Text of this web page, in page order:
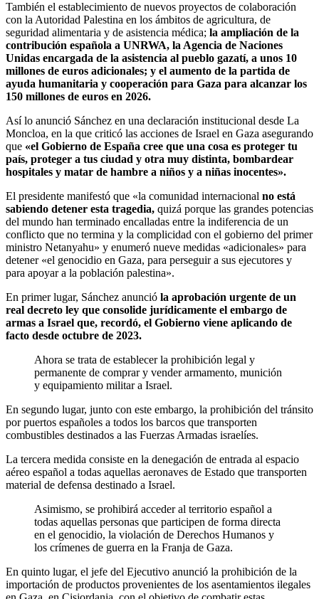
También el establecimiento de nuevos proyectos de colaboración
con la Autoridad Palestina en los ámbitos de agricultura, de
seguridad alimentaria y de asistencia médica; la ampliación de la
contribución española a UNRWA, la Agencia de Naciones
Unidas encargada de la asistencia al pueblo gazatí, a unos 10
millones de euros adicionales; y el aumento de la partida de
ayuda humanitaria y cooperación para Gaza para alcanzar los
150 millones de euros en 2026.
Así lo anunció Sánchez en una declaración institucional desde La
Moncloa, en la que criticó las acciones de Israel en Gaza asegurando
que «el Gobierno de España cree que una cosa es proteger tu
país, proteger a tus ciudad y otra muy distinta, bombardear
hospitales y matar de hambre a niños y a niñas inocentes».
El presidente manifestó que «la comunidad internacional no está
sabiendo detener esta tragedia, quizá porque las grandes potencias
del mundo han terminado encalladas entre la indiferencia de un
conflicto que no termina y la complicidad con el gobierno del primer
ministro Netanyahu» y enumeró nueve medidas «adicionales» para
detener «el genocidio en Gaza, para perseguir a sus ejecutores y
para apoyar a la población palestina».
En primer lugar, Sánchez anunció la aprobación urgente de un
real decreto ley que consolide jurídicamente el embargo de
armas a Israel que, recordó, el Gobierno viene aplicando de
facto desde octubre de 2023.
Ahora se trata de establecer la prohibición legal y
permanente de comprar y vender armamento, munición
y equipamiento militar a Israel.
En segundo lugar, junto con este embargo, la prohibición del tránsito
por puertos españoles a todos los barcos que transporten
combustibles destinados a las Fuerzas Armadas israelíes.
La tercera medida consiste en la denegación de entrada al espacio
aéreo español a todas aquellas aeronaves de Estado que transporten
material de defensa destinado a Israel.
Asimismo, se prohibirá acceder al territorio español a
todas aquellas personas que participen de forma directa
en el genocidio, la violación de Derechos Humanos y
los crímenes de guerra en la Franja de Gaza.
En quinto lugar, el jefe del Ejecutivo anunció la prohibición de la
importación de productos provenientes de los asentamientos ilegales